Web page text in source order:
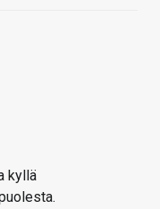
kyllä